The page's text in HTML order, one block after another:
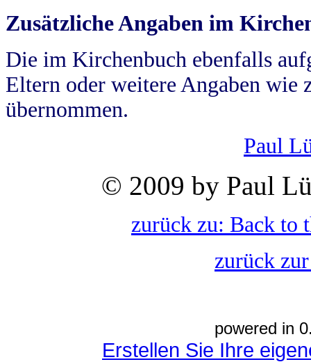
Zusätzliche Angaben im
Die im Kirchenbuch ebenfalls
Eltern oder weitere Angaben wie
übernommen.
Paul
© 2009 by Paul
zurück zu: Back to
zurück
powered in
Erstellen Sie Ihre